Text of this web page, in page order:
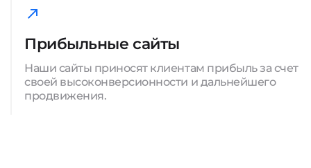
Прибыльные сайты
Наши сайты приносят клиентам прибыль за счет
своей высоконверсионности и дальнейшего
продвижения.